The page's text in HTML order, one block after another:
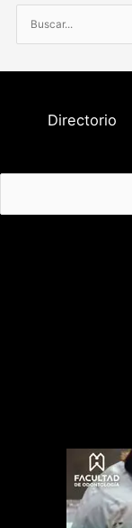
u
s
o
:
Directorio